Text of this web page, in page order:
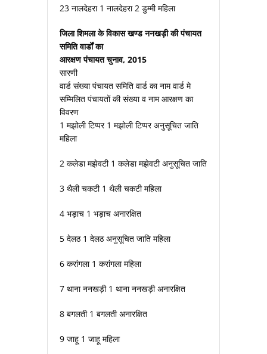
23 नालदेहरा 1 नालदेहरा 2 डुम्मी महिला
जिला शिमला के विकास खण्ड ननखड़ी की पंचायत
समिति वार्डों का
आरक्षण पंचायत चुनाव, 2015
सारणी
वार्ड संख्या पंचायत समिति वार्ड का नाम वार्ड मे
सम्मिलित पंचायतों की संख्या व नाम आरक्षण का
विवरण
1 मझोली टिप्पर 1 मझोली टिप्पर अनुसूचित जाति
महिला
2 कलेडा मझेवटी 1 कलेडा मझेवटी अनुसूचित जाति
3 थैली चकटी 1 थैली चकटी महिला
4 भड़ाच 1 भड़ाच अनारक्षित
5 देलठ 1 देलठ अनुसूचित जाति महिला
6 करांगला 1 करांगला महिला
7 थाना ननखड़ी 1 थाना ननखड़ी अनारक्षित
8 बगलती 1 बगलती अनारक्षित
9 जाहू 1 जाहू महिला